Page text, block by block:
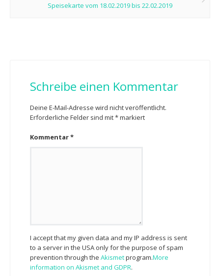
Speisekarte vom 18.02.2019 bis 22.02.2019
Schreibe einen Kommentar
Deine E-Mail-Adresse wird nicht veröffentlicht.
Erforderliche Felder sind mit*markiert
Kommentar*
I accept that my given data and my IP address is sent
to a server in the USA only for the purpose of spam
prevention through the Akismetprogram.More
information on Akismet and GDPR.